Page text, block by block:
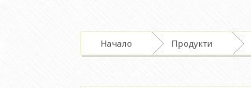
Начало Продукти